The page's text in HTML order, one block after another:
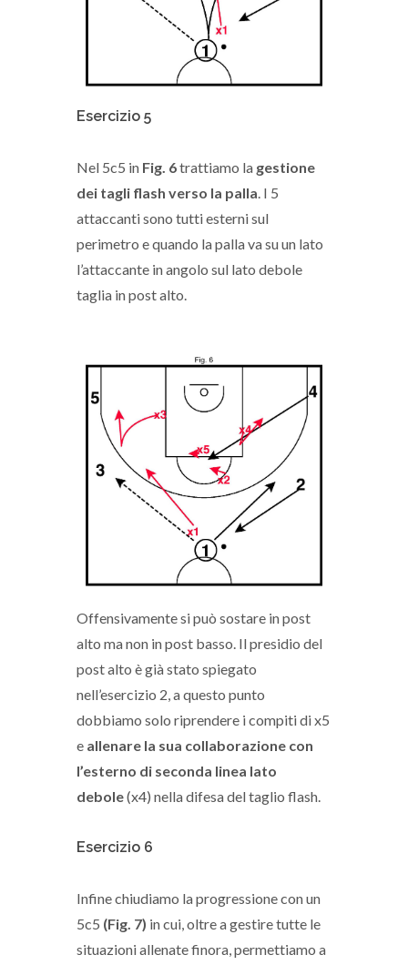
Esercizio 5
Nel 5c5 in Fig. 6trattiamo la gestione
dei tagli flash verso la palla. I 5
attaccanti sono tutti esterni sul
perimetro e quando la palla va su un lato
l’attaccante in angolo sul lato debole
taglia in post alto.
Offensivamente si può sostare in post
alto ma non in post basso. Il presidio del
post alto è già stato spiegato
nell’esercizio 2, a questo punto
dobbiamo solo riprendere i compiti di x5
e allenare la sua collaborazione con
l’esterno di seconda linea lato
debole(x4) nella difesa del taglio flash.
Esercizio 6
Infine chiudiamo la progressione con un
5c5 (Fig. 7) in cui, oltre a gestire tutte le
situazioni allenate finora, permettiamo a